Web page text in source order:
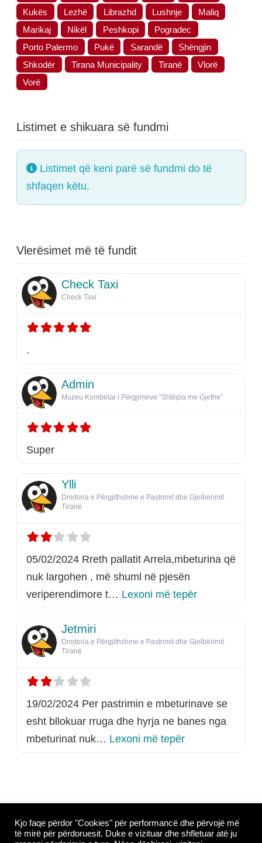
Kukës
Lezhë Librazhd Lushnje
Maliq
Marikaj
Nikël Peshkopi
Pogradec
Porto Palermo
Pukë Sarandë
Shëngjin
Shkodër
Tirana Municipality Tiranë
Vlorë
Vorë
Listimet e shikuara së fundmi
Listimet që keni parë së fundmi do të
shfaqen këtu.
Vlerësimet më të fundit
Check Taxi
Check Taxi
.
Admin
Muzeu Kombëtar i Përgjimeve “Shtëpia me Gjethe”
Super
Ylli
Drejtoria e Përgjithshme e Pastrimit dhe Gjelbërimit
Tiranë
05/02/2024 Rreth pallatit Arrela,mbeturina që
nuk largohen , më shuml në pjesën
veriperendimore t… Lexoni më tepërrreth këtij
Jetmiri
Drejtoria e Përgjithshme e Pastrimit dhe Gjelbërimit
Tiranë
19/02/2024 Per pastrimin e mbeturinave se
esht bllokuar rruga dhe hyrja ne banes nga
mbeturinat nuk… Lexoni më tepërrreth këtij listimi
Copyright © 2026Whoop Theme - Powered by
WordPress.
Kjo faqe përdor "Cookies" për performancë dhe përvojë më
të mirë për përdoruesit. Duke e vizituar dhe shfletuar atë ju